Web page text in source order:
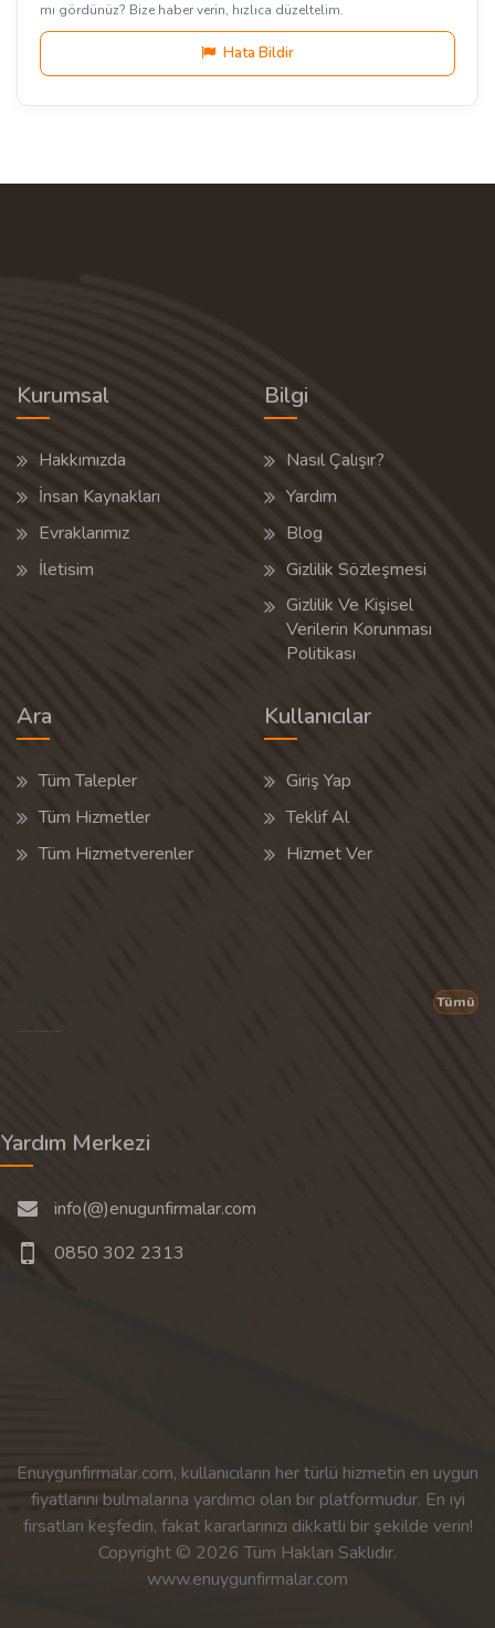
mı gördünüz? Bize haber verin, hızlıca düzeltelim.
Hata Bildir
Kurumsal
Hakkımızda
İnsan Kaynakları
Evraklarımız
İletisim
Bilgi
Nasıl Çalışır?
Yardım
Blog
Gizlilik Sözleşmesi
Gizlilik Ve Kişisel
Verilerin Korunması
Politikası
Ara
Tüm Talepler
Tüm Hizmetler
Tüm Hizmetverenler
Kullanıcılar
Giriş Yap
Teklif Al
Hizmet Ver
Tümü
Yardım Merkezi
info(@)enugunfirmalar.com
0850 302 2313
Enuygunfirmalar.com, kullanıcıların her türlü hizmetin en uygun
fiyatlarını bulmalarına yardımcı olan bir platformudur. En iyi
fırsatları keşfedin, fakat kararlarınızı dikkatli bir şekilde verin!
Copyright © 2026 Tüm Hakları Saklıdır.
www.enuygunfirmalar.com